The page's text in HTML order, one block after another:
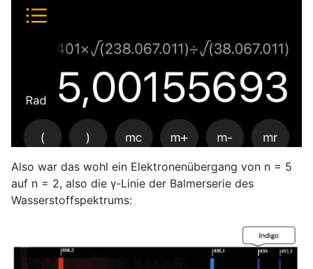
Also war das wohl ein Elektronenübergang von n = 5
auf n = 2, also die γ-Linie der Balmerserie des
Wasserstoffspektrums: